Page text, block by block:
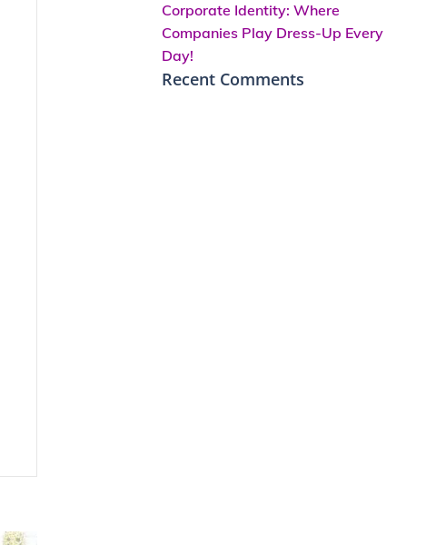
Corporate Identity: Where
Companies Play Dress-Up Every
Day!
Recent Comments